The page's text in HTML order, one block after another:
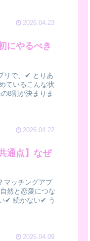
2026.04.23
にやるべき
リで、✔ とりあ
ているこんな状
8割が決まりま
2026.04.22
通点】なぜ
マッチングアプ
然と恋愛につな
✔ 続かない✔ う
2026.04.09